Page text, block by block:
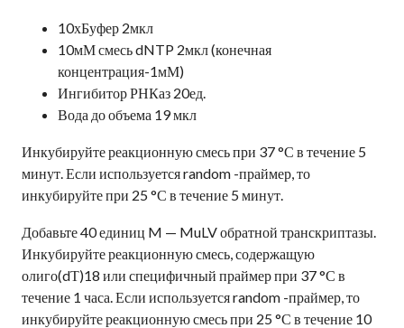
10хБуфер 2мкл
10мМ смесь dNTP 2мкл (конечная
концентрация-1мМ)
Ингибитор РНКаз 20ед.
Вода до объема 19 мкл
Инкубируйте реакционную смесь при 37 °С в течение 5
минут. Если используется random -праймер, то
инкубируйте при 25 °С в течение 5 минут.
Добавьте 40 единиц M — MuLV обратной транскриптазы.
Инкубируйте реакционную смесь, содержащую
олиго(dТ)18 или специфичный праймер при 37 °С в
течение 1 часа. Если используется random -праймер, то
инкубируйте реакционную смесь при 25 °С в течение 10